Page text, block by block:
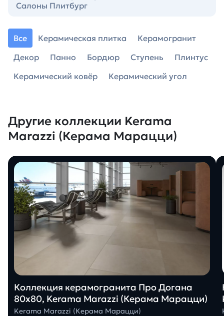
Салоны Плитбург
Все Керамическая плитка
Керамогранит
Декор
Панно Бордюр Ступень
Плинтус
Керамический ковёр
Керамический угол
Другие коллекции Kerama
Marazzi (Керама Марацци)
Коллекция керамогранита Про Догана
80х80, Kerama Marazzi (Керама Марацци)
Kerama Marazzi (Керама Марацци)